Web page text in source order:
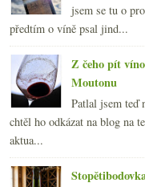
jsem se tu o
předtím o víně psal jind...
Z čeho pít
Moutonu
Patlal jsem teď
chtěl ho odkázat na blog na
aktua...